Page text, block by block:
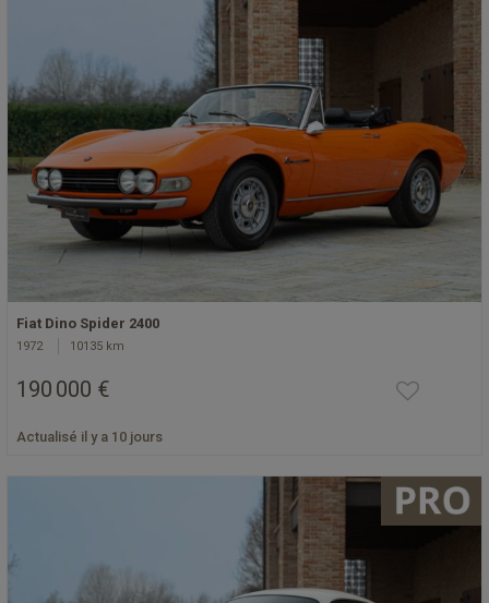
Fiat Dino Spider 2400
1972 10135 km
190 000 €
Actualisé il y a 10 jours